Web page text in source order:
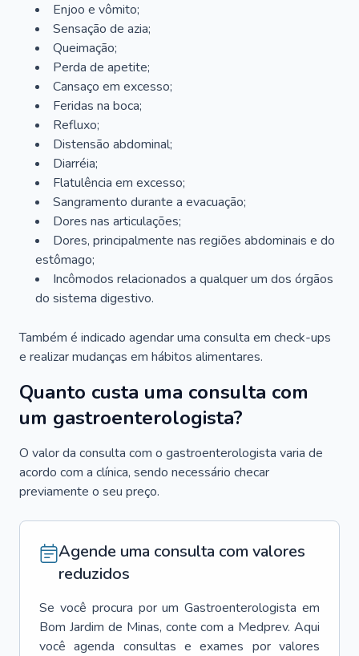
Enjoo e vômito;
Sensação de azia;
Queimação;
Perda de apetite;
Cansaço em excesso;
Feridas na boca;
Refluxo;
Distensão abdominal;
Diarréia;
Flatulência em excesso;
Sangramento durante a evacuação;
Dores nas articulações;
Dores, principalmente nas regiões abdominais e do
estômago;
Incômodos relacionados a qualquer um dos órgãos
do sistema digestivo.
Também é indicado agendar uma consulta em check-ups
e realizar mudanças em hábitos alimentares.
Quanto custa uma consulta com
um gastroenterologista?
O valor da consulta com o gastroenterologista varia de
acordo com a clínica, sendo necessário checar
previamente o seu preço.
Agende uma consulta com valores
reduzidos
Se você procura por um Gastroenterologista em
Bom Jardim de Minas, conte com a Medprev. Aqui
você agenda consultas e exames por valores